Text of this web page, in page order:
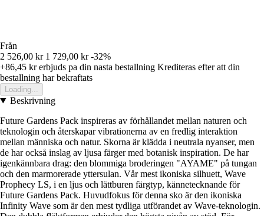
Från
2 526,00 kr 1 729,00 kr -32%
+86,45 krerbjuds pa din nasta bestallning Krediteras efter att din
bestallning har bekraftats
Loading...
Beskrivning
Future Gardens Pack inspireras av förhållandet mellan naturen och
teknologin och återskapar vibrationerna av en fredlig interaktion
mellan människa och natur. Skorna är klädda i neutrala nyanser, men
de har också inslag av ljusa färger med botanisk inspiration. De har
igenkännbara drag: den blommiga broderingen "AYAME" på tungan
och den marmorerade yttersulan. Vår mest ikoniska silhuett, Wave
Prophecy LS, i en ljus och lättburen färgtyp, kännetecknande för
Future Gardens Pack. Huvudfokus för denna sko är den ikoniska
Infinity Wave som är den mest tydliga utförandet av Wave-teknologin.